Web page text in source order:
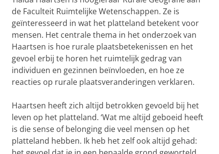
de Faculteit Ruimtelijke Wetenschappen. Ze is
geïnteresseerd in wat het platteland betekent voor
mensen. Het centrale thema in het onderzoek van
Haartsen is hoe rurale plaatsbetekenissen en het
gevoel erbij te horen het ruimtelijk gedrag van
individuen en gezinnen beïnvloeden, en hoe ze
reacties op rurale plaatsveranderingen verklaren.
Haartsen heeft zich altijd betrokken gevoeld bij het
leven op het platteland. ‘Wat me altijd geboeid heeft
is die sense of belonging die veel mensen op het
platteland hebben. Ik heb het zelf ook altijd gehad: